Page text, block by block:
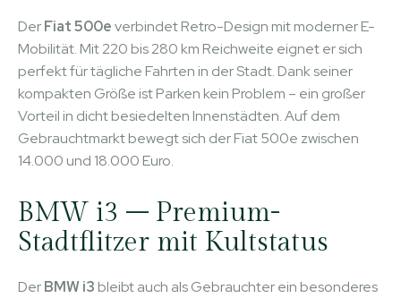
DerFiat 500everbindet Retro-Design mit moderner E-
Mobilität. Mit 220 bis 280 km Reichweite eignet er sich
perfekt für tägliche Fahrten in der Stadt. Dank seiner
kompakten Größe ist Parken kein Problem – ein großer
Vorteil in dicht besiedelten Innenstädten. Auf dem
Gebrauchtmarkt bewegt sich der Fiat 500e zwischen
14.000 und 18.000 Euro.
BMW i3 – Premium-
Stadtflitzer mit Kultstatus
DerBMW i3 bleibt auch als Gebrauchter ein besonderes